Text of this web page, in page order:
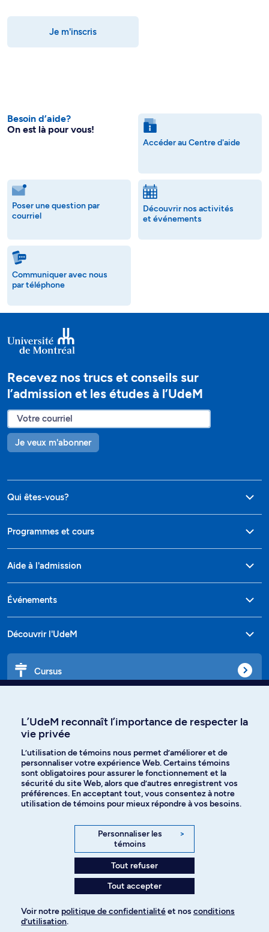
Je m'inscris
Besoin d’aide?
On est là pour vous!
Accéder au Centre d'aide
Poser une question par
courriel
Découvrir nos activités
et événements
Communiquer avec nous
par téléphone
Recevez nos trucs et conseils sur
l’admission et les études à l’UdeM
Je veux m'abonner
Qui êtes-vous?
Programmes et cours
Aide à l'admission
Événements
Découvrir l'UdeM
Cursus
Langues
Facebook Instagram
YouTube
Politique de confidentialité
L’UdeM reconnaît l’importance de respecter la
vie privée
L’utilisation de témoins nous permet d’améliorer et de
personnaliser votre expérience Web. Certains témoins
sont obligatoires pour assurer le fonctionnement et la
sécurité du site Web, alors que d’autres enregistrent vos
préférences. En acceptant tout, vous consentez à notre
utilisation de témoins pour mieux répondre à vos besoins.
Personnaliser les
témoins
>
Tout refuser
Tout accepter
Voir notre politique de confidentialitéet nos conditions
d’utilisation.